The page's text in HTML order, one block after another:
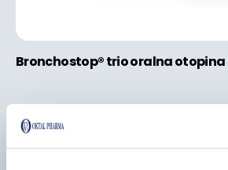
Bronchostop® trio oralna otopina
Bronchostop®